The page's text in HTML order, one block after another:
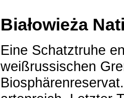
Białowieża
Eine Schatztruhe
weißrussischen